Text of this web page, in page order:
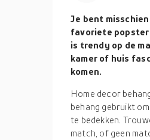
Je bent
favoriete popster
is trendy op de
kamer of huis
komen.
Home decor
behang gebruikt
te bedekken.
match, of geen